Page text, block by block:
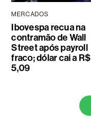
MERCADOS
Ibovespa recua na
contramão de Wall
Street após payroll
fraco; dólar cai a R$
5,09